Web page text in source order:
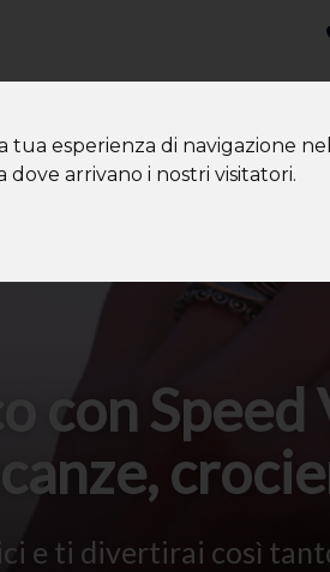
esperienza di navigazione
arrivano i nostri visitatori.
con
e ti divertirai così